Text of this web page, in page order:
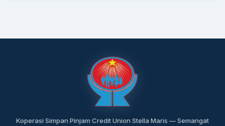
Koperasi Simpan Pinjam Credit Union Stella Maris — Semangat